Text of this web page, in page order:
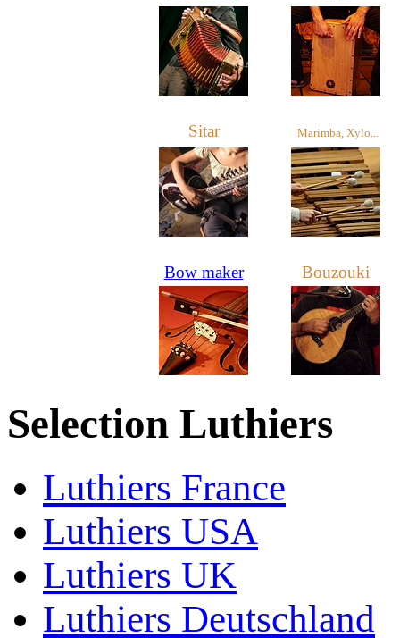
Sitar Marimba, Xylo...
Bow maker Bouzouki
Selection Luthiers
Luthiers France
Luthiers USA
Luthiers UK
Luthiers Deutschland